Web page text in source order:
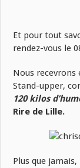
Et pour tout
rendez-vous le
Nous recevrons
Stand-upper,
120 kilos
Rire de Lille.
Plus que